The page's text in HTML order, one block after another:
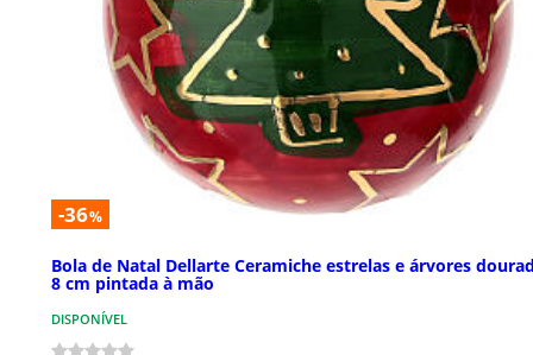
-36%
Bola de Natal Dellarte Ceramiche estrelas e árvores
8 cm pintada à mão
DISPONÍVEL